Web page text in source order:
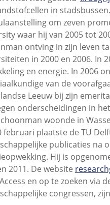
in
om zeven
waar hij van 2005 tot
ontving in zijn leven
in 2000 en 2006. In
en energie. In 2006
van de
Leeuw bij zijn
onderscheidingen in
woonde in
februari plaatste de TU
publicaties na
Hij is
2011. De website
en op te zoeken via
congressen,